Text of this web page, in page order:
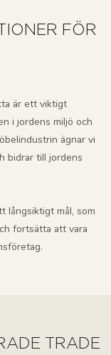
FÖR
är ett viktigt
i jordens miljö och
ägnar vi
bidrar till jordens
långsiktigt mål, som
fortsätta att vara
TRADE